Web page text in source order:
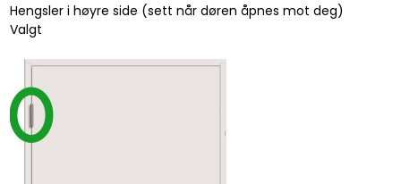
Hengsler i høyre side (sett når døren åpnes mot deg)
Valgt